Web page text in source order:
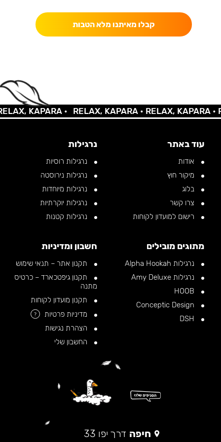
קבלו מאיתנו מלא הטבות
KAPARA • RELAX, KAPARA •RELAX, KAPARA •
עוד באתר
אודות
מיקור חוץ
בלוג
צרו קשר
רישום למועדון לקוחות
נרגילות
נרגילות רוסיות
נרגילות נירוסטה
נרגילות מיוחדות
נרגילות יוקרתיות
נרגילות קטנות
מתוגים מובילים
נרגילות Alpha Hookah
נרגילות Amy Deluxe
חשבון ומדיניות
תקנון אתר – תנאי שימוש
תקנון גיפטכארד – כרטיס
מתנה
תקנון מועדון לקוחות
מדיניות פרטיות
?
הצהרת נגישות
החשבון שלי
חיפה דרך יפו 33